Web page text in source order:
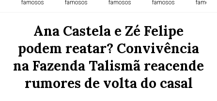
famosos famosos famosos famosos
Ana Castela e Zé Felipe
podem reatar? Convivência
na Fazenda Talismã reacende
rumores de volta do casal